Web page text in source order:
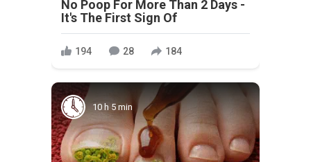
No Poop For More Than 2 Days -
It's The First Sign Of
194 28 184
10 h 5 min